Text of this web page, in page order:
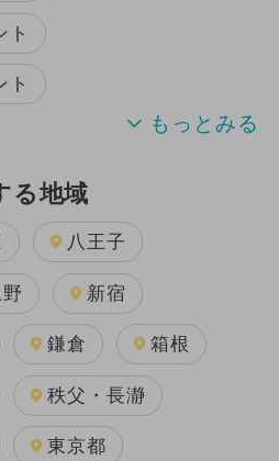
ト
ト
る地域
八王子
新宿
鎌倉 箱根
秩父・長瀞
東京都